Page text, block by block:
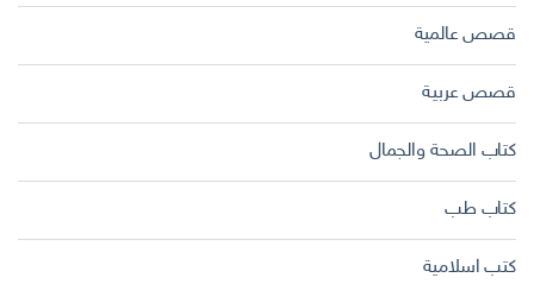
قصص عالمية
قصص عربية
كتاب الصحة والجمال
كتاب طب
كتب اسلامية